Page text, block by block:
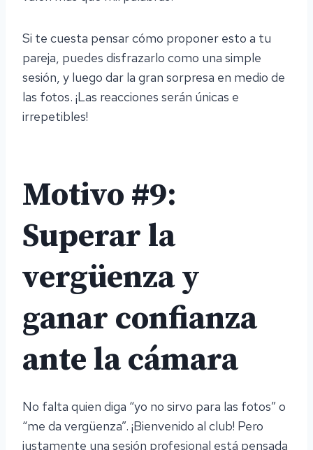
Si te cuesta pensar cómo proponer esto a tu
pareja, puedes disfrazarlo como una simple
sesión, y luego dar la gran sorpresa en medio de
las fotos. ¡Las reacciones serán únicas e
irrepetibles!
Motivo #9:
Superar la
vergüenza y
ganar confianza
ante la cámara
No falta quien diga “yo no sirvo para las fotos” o
“me da vergüenza”. ¡Bienvenido al club! Pero
justamente una sesión profesional está pensada